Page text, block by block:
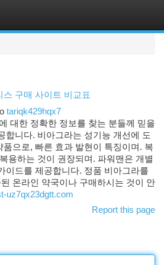
구매 사이트 비교표
tariqk429hqx7
대한 정확한 정보를 찾는 분들께 믿을
합니다. 비아그라는 성기능 개선에 도
으로, 빠른 효과 발현이 특징이며. 복
용하는 것이 권장되며. 파워맨은 개별
이드를 제공합니다. 정품 비아그라를
온라인 약국이나 구매하시는 것이 안
uz7qx23dgtt.com
Report this page